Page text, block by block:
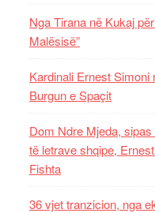
Nga Tirana në Kukaj
Malësisë”
Kardinali Ernest
Burgun e Spaçit
Dom Ndre Mjeda,
të letrave shqipe,
Fishta
36 vjet tranzicion, nga